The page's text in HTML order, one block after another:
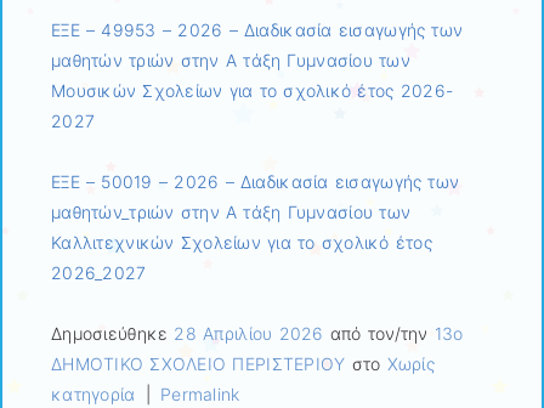
ΕΞΕ – 49953 – 2026 – Διαδικασία εισαγωγής των
μαθητών τριών στην Α τάξη Γυμνασίου των
Μουσικών Σχολείων για το σχολικό έτος 2026-
2027
ΕΞΕ – 50019 – 2026 – Διαδικασία εισαγωγής των
μαθητών_τριών στην Α τάξη Γυμνασίου των
Καλλιτεχνικών Σχολείων για το σχολικό έτος
2026_2027
Δημοσιεύθηκε 28 Απριλίου 2026 από τον/την 13ο
ΔΗΜΟΤΙΚΟ ΣΧΟΛΕΙΟ ΠΕΡΙΣΤΕΡΙΟΥ στο Χωρίς
κατηγορία
Permalink